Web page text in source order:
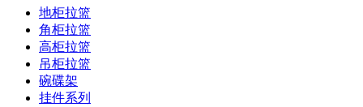
地柜拉篮
角柜拉篮
高柜拉篮
吊柜拉篮
碗碟架
挂件系列